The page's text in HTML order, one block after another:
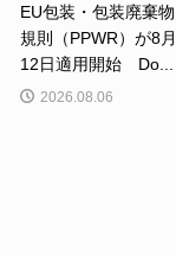
EU包装・包装廃棄物
規則（PPWR）が8月
12日適用開始 Do...
2026.08.06